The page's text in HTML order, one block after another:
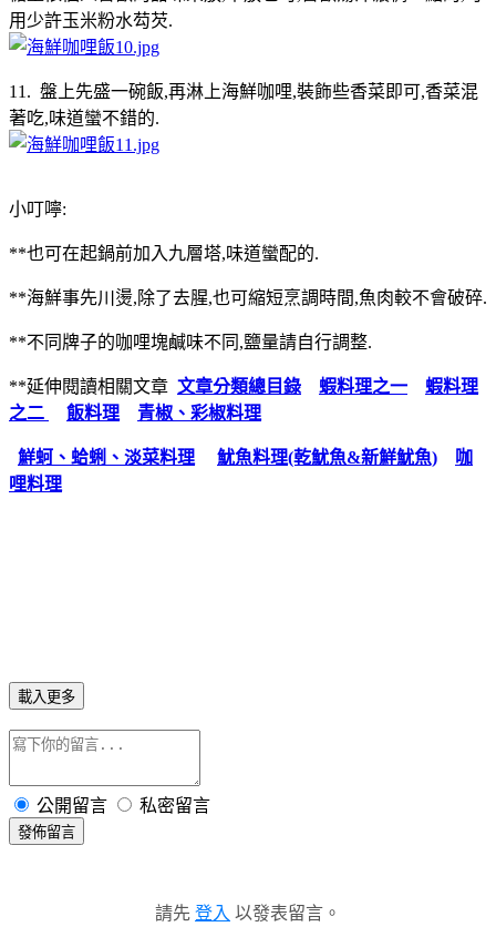
用少許玉米粉水芶芡.
11. 盤上先盛一碗飯,再淋上海鮮咖哩,裝飾些香菜即可,香菜混
著吃,味道蠻不錯的.
小叮嚀:
**也可在起鍋前加入九層塔,味道蠻配的.
**海鮮事先川燙,除了去腥,也可縮短烹調時間,魚肉較不會破碎.
**不同牌子的咖哩塊鹹味不同,鹽量請自行調整.
**延伸閱讀相關文章 文章分類總目錄 蝦料理之一
蝦料理
之二
飯料理 青椒、彩椒料理
鮮蚵、蛤蜊、淡菜料理 魷魚料理(乾魷魚&新鮮魷魚)
咖
哩料理
載入更多
公開留言 私密留言
發佈留言
請先 登入 以發表留言。